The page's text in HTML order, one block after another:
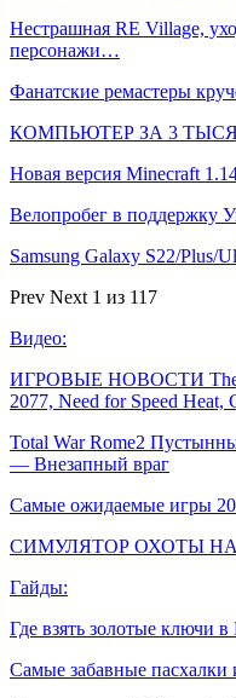
Нестрашная RE Village,
персонажи…
Фанатские ремастеры
КОМПЬЮТЕР ЗА 3
Новая версия Minecraft
Велопробег в поддержку
Samsung Galaxy S22/
Prev Next 1 из 117
Видео:
ИГРОВЫЕ НОВОСТИ The
2077, Need for Speed Heat,
Total War Rome2
— Внезапный враг
Самые ожидаемые игры
СИМУЛЯТОР ОХОТЫ НА
Гайды:
Где взять золотые ключи в
Самые забавные пасхалки